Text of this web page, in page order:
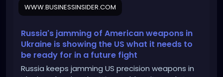
WWW.BUSINESSINSIDER.COM
Russia's jamming of American weapons in
Ukraine is showing the US what it needs to
be ready for in a future fight
Russia keeps jamming US precision weapons in